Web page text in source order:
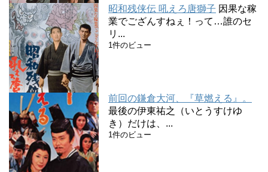
昭和残侠伝 吼えろ唐獅子 因果な稼
業でござんすねぇ！って…誰のセ
リ...
1件のビュー
前回の鎌倉大河、『草燃える』。
最後の伊東祐之（いとうすけゆ
き）だけは、...
1件のビュー